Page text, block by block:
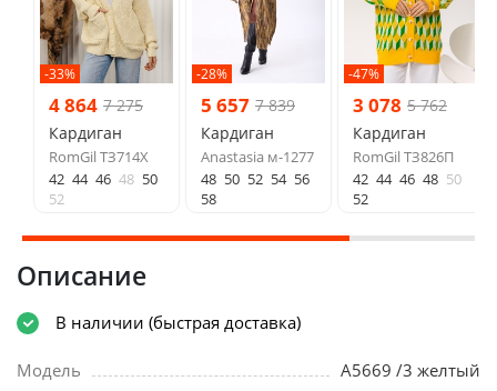
-33%
4 864 7 275
Кардиган
RomGil ТЗ714Х
42 44 46 48 50
52
-28%
5 657 7 839
Кардиган
Anastasia м-1277
48 50 52 54 56
58
-47%
3 078 5 762
Кардиган
RomGil ТЗ826П
42 44 46 48 50
52
Описание
В наличии (быстрая доставка)
Модель
A5669 /3 желтый